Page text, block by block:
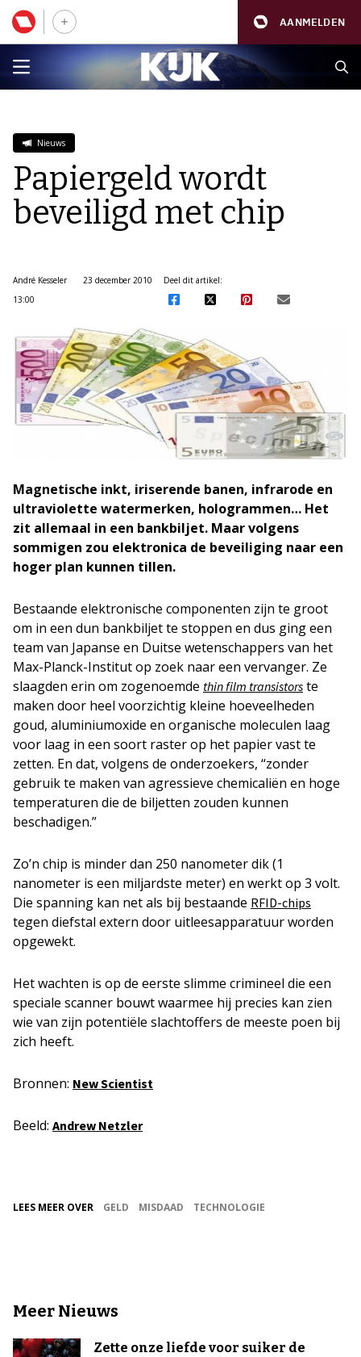
AANMELDEN
Nieuws
Papiergeld wordt
beveiligd met chip
André Kesseler
23 december 2010
13:00
Deel dit artikel:
Magnetische inkt, iriserende banen, infrarode en
ultraviolette watermerken, hologrammen… Het
zit allemaal in een bankbiljet. Maar volgens
sommigen zou elektronica de beveiliging naar een
hoger plan kunnen tillen.
Bestaande elektronische componenten zijn te groot
om in een dun bankbiljet te stoppen en dus ging een
team van Japanse en Duitse wetenschappers van het
Max-Planck-Institut op zoek naar een vervanger. Ze
slaagden erin om zogenoemde thin film transistors te
maken door heel voorzichtig kleine hoeveelheden
goud, aluminiumoxide en organische moleculen laag
voor laag in een soort raster op het papier vast te
zetten. En dat, volgens de onderzoekers, “zonder
gebruik te maken van agressieve chemicaliën en hoge
temperaturen die de biljetten zouden kunnen
beschadigen.”
Zo’n chip is minder dan 250 nanometer dik (1
nanometer is een miljardste meter) en werkt op 3 volt.
Die spanning kan net als bij bestaande RFID-chips
tegen diefstal extern door uitleesapparatuur worden
opgewekt.
Het wachten is op de eerste slimme crimineel die een
speciale scanner bouwt waarmee hij precies kan zien
wie van zijn potentiële slachtoffers de meeste poen bij
zich heeft.
Bronnen: New Scientist
Beeld: Andrew Netzler
LEES MEER OVER GELD MISDAAD TECHNOLOGIE
Meer Nieuws
Zette onze liefde voor suiker de